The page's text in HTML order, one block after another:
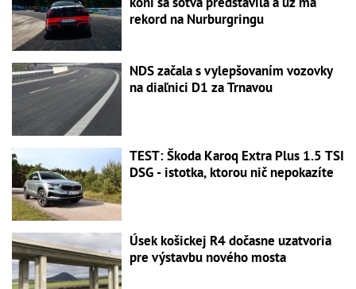
rekord na Nurburgringu
NDS začala s vylepšovaním vozovky
na diaľnici D1 za Trnavou
TEST: Škoda Karoq Extra Plus 1.5 TSI
DSG - istotka, ktorou nič nepokazíte
Úsek košickej R4 dočasne uzatvoria
pre výstavbu nového mosta